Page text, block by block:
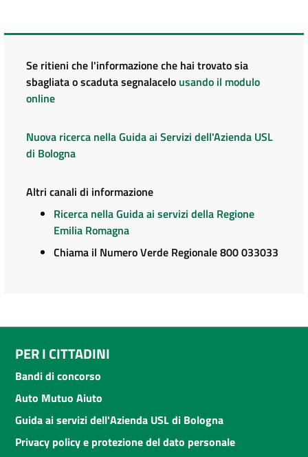
Se ritieni che l'informazione che hai trovato sia
sbagliata o scaduta segnalacelo usando il modulo
online
Nuova ricerca nella Guida ai Servizi dell'Azienda USL
di Bologna
Altri canali di informazione
Ricerca nella Guida ai servizi della Regione
Emilia Romagna
Chiama il Numero Verde Regionale 800 033033
PER I CITTADINI
Bandi di concorso
Auto Mutuo Aiuto
Guida ai servizi dell'Azienda USL di Bologna
Privacy policy e protezione del dato personale